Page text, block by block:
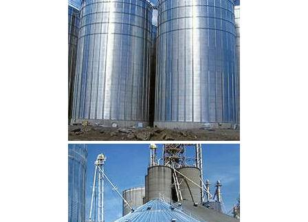
CLIQUEZ POUR AGRANDIR